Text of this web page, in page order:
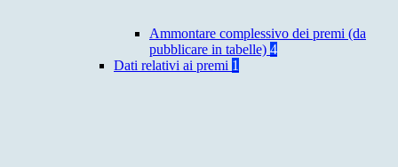
Ammontare complessivo dei premi (da
pubblicare in tabelle) 4
Dati relativi ai premi 1